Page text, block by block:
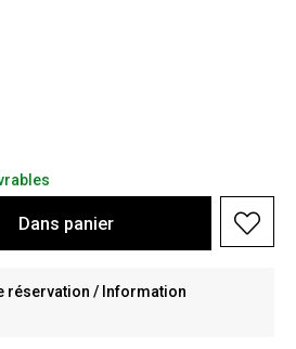
Dans panier
réservation / Information